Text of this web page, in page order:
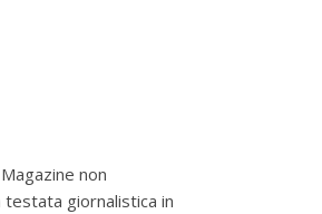
non
giornalistica in